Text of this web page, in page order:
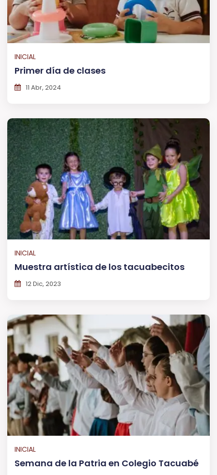
INICIAL
Primer día de clases
11 Abr, 2024
INICIAL
Muestra artística de los tacuabecitos
12 Dic, 2023
INICIAL
Semana de la Patria en Colegio Tacuabé